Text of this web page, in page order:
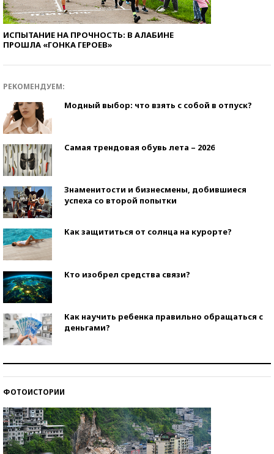
ИСПЫТАНИЕ НА ПРОЧНОСТЬ: В АЛАБИНЕ
ПРОШЛА «ГОНКА ГЕРОЕВ»
РЕКОМЕНДУЕМ:
Модный выбор: что взять с собой в отпуск?
Самая трендовая обувь лета – 2026
Знаменитости и бизнесмены, добившиеся
успеха со второй попытки
Как защититься от солнца на курорте?
Кто изобрел средства связи?
Как научить ребенка правильно обращаться с
деньгами?
ФОТОИСТОРИИ